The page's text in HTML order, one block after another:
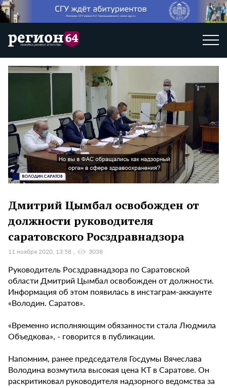
Дмитрий Цымбал освобожден от
должности руководителя
саратовского Росздравнадзора
11 ноября 2020, 13:58 3038
Руководитель Росздравнадзора по Саратовской
области Дмитрий Цымбал освобожден от должности.
Информация об этом появилась в инстаграм-аккаунте
«Володин. Саратов».
«Временно исполняющим обязанности стала Людмила
Объедкова», - говорится в публикации.
Напомним, ранее председателя Госдумы Вячеслава
Володина возмутила высокая цена КТ в Саратове. Он
раскритиковал руководителя надзорного ведомства за